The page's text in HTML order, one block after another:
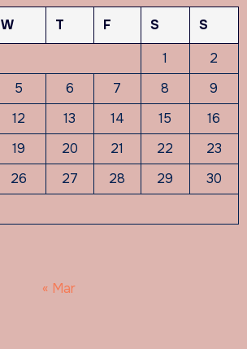
W T F S
S
1
2
5 6 7 8
9
12 13 14 15
16
19 20 21 22
23
26 27 28 29
30
« Mar